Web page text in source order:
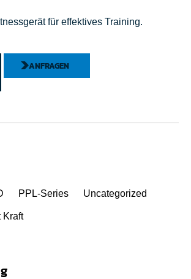
für effektives Training.
ANFRAGEN
PPL-Series Uncategorized
Kraft